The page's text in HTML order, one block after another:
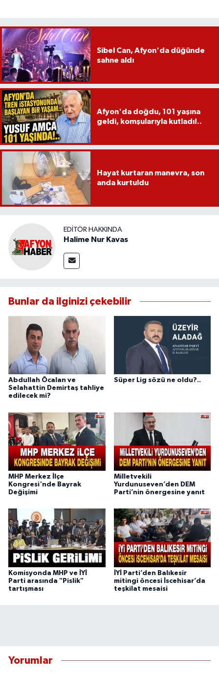
Sibel Can, Afyon'da düğünde
sahne aldı
Afyon'da doğdu, 101 yaşına
geldi, komşularıyla kutladı!..
Hayat kurtaran manevra, son
anda kurtuldu
EDITÖR HAKKINDA
Halime Nur Kavas
Bunlar da ilginizi çekebilir
Abdullah Öcalan ve
Selahattin Demirtaş tahliye
edilecek mi?
Süper Lig sözü ne oldu?..
MHP Merkez İlçe
Kongresi'nde Bayrak
Değişimi
Milletvekili
Yurdunuseven’den DEM
Parti’nin önergesine yanıt
Komisyonda MHP ve İYİ
Parti arasında "Pislik"
tartışması
İYİ Parti’den Balıkesir
mitingi öncesi İscehisar’da
teşkilat mesaisi
Yorumlar